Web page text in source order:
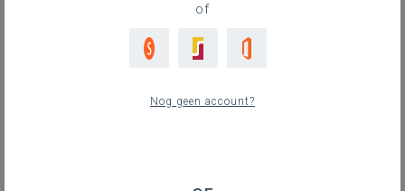
of
Nog geen account?